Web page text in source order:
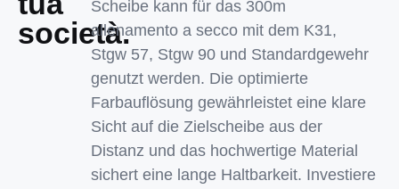
società.
Scheibe kann für das 300m
allenamento a secco mit dem K31,
Stgw 57, Stgw 90 und Standardgewehr
genutzt werden. Die optimierte
Farbauflösung gewährleistet eine klare
Sicht auf die Zielscheibe aus der
Distanz und das hochwertige Material
sichert eine lange Haltbarkeit. Investiere